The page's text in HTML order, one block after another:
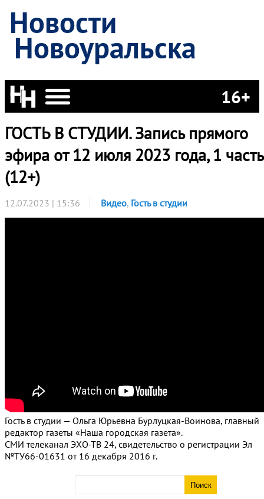
Новости
Новоуральска
16+
ГОСТЬ В СТУДИИ. Запись прямого
эфира от 12 июля 2023 года, 1 часть
(12+)
12.07.2023 | 15:36 Видео, Гость в студии
Гость в студии — Ольга Юрьевна Бурлуцкая-Воинова, главный
редактор газеты «Наша городская газета».
СМИ телеканал ЭХО-ТВ 24, свидетельство о регистрации Эл
№ТУ66-01631 от 16 декабря 2016 г.